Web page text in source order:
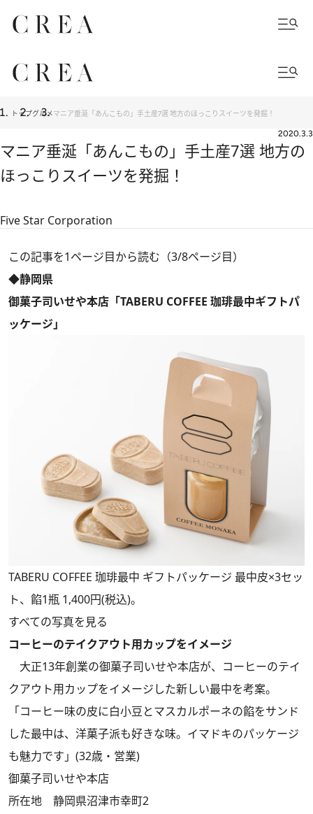
トップグルメマニア垂涎「あんこもの」手土産7選 地方のほっこりスイーツを発掘！
2020.3.3
マニア垂涎「あんこもの」手土産7選 地方の
ほっこりスイーツを発掘！
Five Star Corporation
この記事を1ページ目から読む（3/8ページ目）
◆静岡県
御菓子司いせや本店「TABERU COFFEE 珈琲最中ギフトパ
ッケージ」
TABERU COFFEE 珈琲最中 ギフトパッケージ 最中皮×3セッ
ト、餡1瓶 1,400円(税込)。
すべての写真を見る
コーヒーのテイクアウト用カップをイメージ
大正13年創業の御菓子司いせや本店が、コーヒーのテイ
クアウト用カップをイメージした新しい最中を考案。
「コーヒー味の皮に白小豆とマスカルポーネの餡をサンド
した最中は、洋菓子派も好きな味。イマドキのパッケージ
も魅力です」(32歳・営業)
御菓子司いせや本店
所在地 静岡県沼津市幸町2